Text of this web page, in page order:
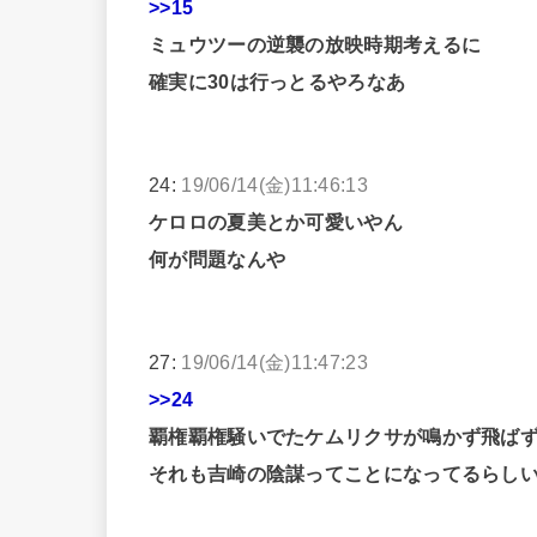
>>15
ミュウツーの逆襲の放映時期考えるに
確実に30は行っとるやろなあ
24: 19/06/14(金)11:46:13
ケロロの夏美とか可愛いやん
何が問題なんや
27: 19/06/14(金)11:47:23
>>24
覇権覇権騒いでたケムリクサが鳴かず飛ば
それも吉崎の陰謀ってことになってるらし